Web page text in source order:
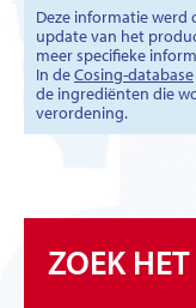
Deze informatie werd
update van het
meer specifieke
In deCosing-database
de ingrediënten die
verordening.
ZOEK